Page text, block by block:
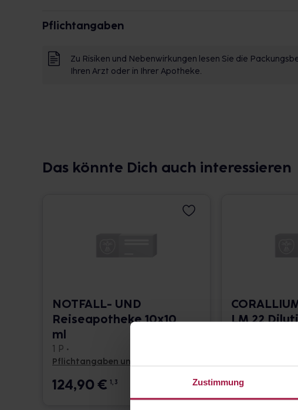
Zustimmung
Pflichtangaben
Zu Risiken und Nebenwirkungen lesen Sie die
Ihren Arzt oder in Ihrer Apotheke.
Das könnte Dich auch interessieren
NOTFALL- UND
Reiseapotheke 10x10
ml
1 P •
Pflichtangaben und Details
124,90€ 1, 3
LM 22
17,66